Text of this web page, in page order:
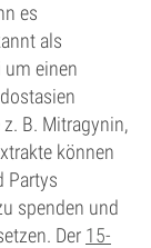
es
als
um einen
B. Mitragynin,
können
Partys
spenden und
Der 15-